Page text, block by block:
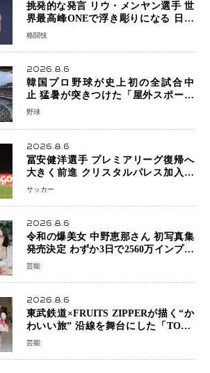
挑発的な発言 リウ・メンヤン選手 世
界最高峰ONEで浮き彫りになる 日本
キックボクシングが直面する“技術
格闘技
2026.8.6
韓国プロ野球が史上初の全試合中
止 猛暑が突きつけた「屋外スポーツ
の限界」 日本発のドーム型施設時代
野球
2026.8.6
冨安健洋選手 プレミアリーグ復帰へ
大きく前進 クリスタルパレス加入目
前 メディカルチェックも通過
サッカー
2026.8.6
令和の爆美女 中野恵那さん 初写真集
発売決定 わずか3日で2560万インプレ
ッションを記録した話題の美貌を凝縮
芸能
2026.8.6
東武鉄道×FRUITS ZIPPERが描く“か
わいい旅” 沿線を舞台にした「TOBU
KAWAII PROJECT」が開幕
芸能